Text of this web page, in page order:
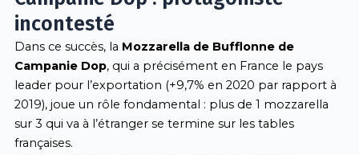
incontesté
Dans ce succès, la Mozzarella de Bufflonne de
Campanie Dop, qui a précisément en France le pays
leader pour l’exportation (+9,7% en 2020 par rapport à
2019), joue un rôle fondamental : plus de 1 mozzarella
sur 3 qui va à l’étranger se termine sur les tables
françaises.